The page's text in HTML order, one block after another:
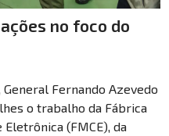
no foco do
Fernando Azevedo
o trabalho da Fábrica
(FMCE), da